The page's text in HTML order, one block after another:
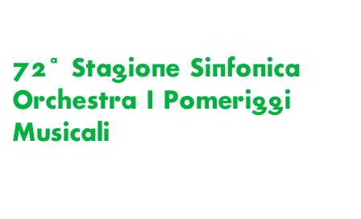
72ª Stagione Sinfonica
Orchestra I Pomeriggi
Musicali